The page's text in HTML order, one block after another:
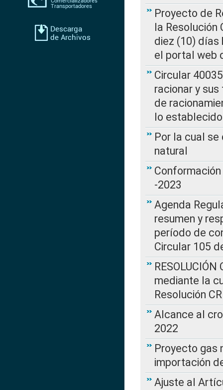
Proyecto de
la Resolución
diez (10) días
el portal web
Circular
racionar y
de
lo
Por la cual
natural
-2023
Agenda
resumen y
período de
Circular 105
mediante la
Resolución
Alcance al
2022
Proyecto gas
importación
Ajuste al